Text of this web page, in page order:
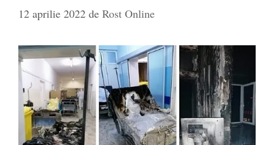
12 aprilie 2022 de Rost Online